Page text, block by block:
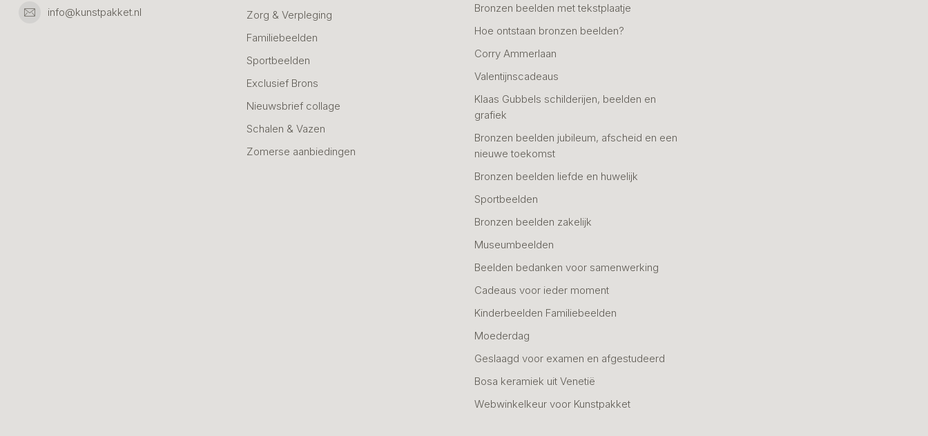
info@kunstpakket.nl
Zorg & Verpleging
Familiebeelden
Sportbeelden
Exclusief Brons
Nieuwsbrief collage
Schalen & Vazen
Zomerse aanbiedingen
Bronzen beelden met tekstplaatje
Hoe ontstaan bronzen beelden?
Corry Ammerlaan
Valentijnscadeaus
Klaas Gubbels schilderijen, beelden en
grafiek
Bronzen beelden jubileum, afscheid en een
nieuwe toekomst
Bronzen beelden liefde en huwelijk
Sportbeelden
Bronzen beelden zakelijk
Museumbeelden
Beelden bedanken voor samenwerking
Cadeaus voor ieder moment
Kinderbeelden Familiebeelden
Moederdag
Geslaagd voor examen en afgestudeerd
Bosa keramiek uit Venetië
Webwinkelkeur voor Kunstpakket